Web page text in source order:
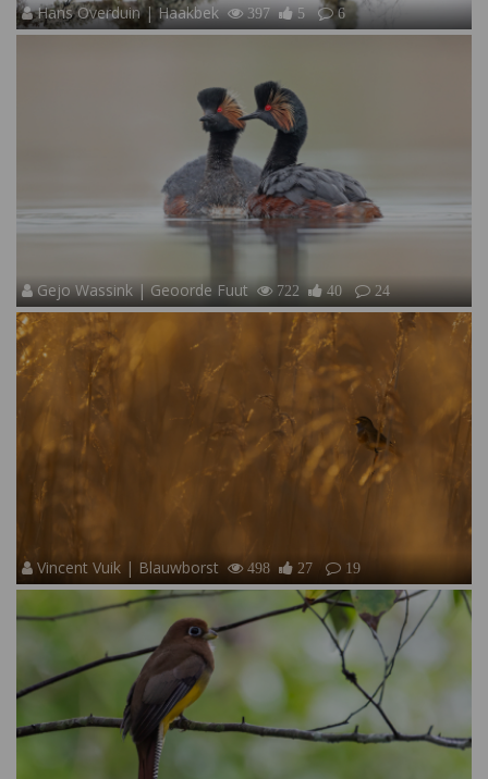
Hans Overduin | Haakbek 397 5 6
Gejo Wassink | Geoorde Fuut 722 40 24
Vincent Vuik | Blauwborst 498 27 19